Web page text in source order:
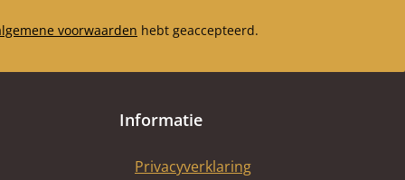
voorwaarden hebt geaccepteerd.
Informatie
Privacyverklaring